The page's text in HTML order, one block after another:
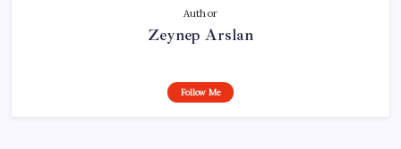
Author
Zeynep Arslan
Follow Me